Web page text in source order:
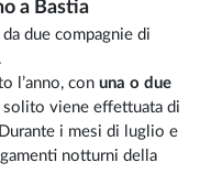
a Bastia
due compagnie di
.
l’anno, conuna o due
solito viene effettuata di
i mesi di luglio e
notturni della